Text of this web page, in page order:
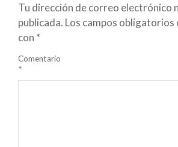
Tu dirección de correo electrónico
publicada. Los campos obligatorios
con *
Comentario
*